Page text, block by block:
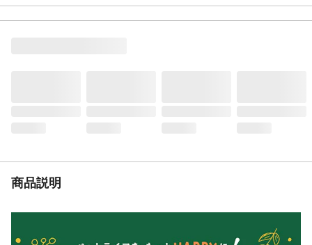
給与方法
1日数回に分けて、おやつとしてお与えくだ
さい。1日あたりの給与量●幼犬(生後6カ月
栄養成分表示
商品説明